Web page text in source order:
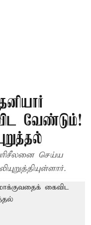
வேண்டும்!
செய்ய